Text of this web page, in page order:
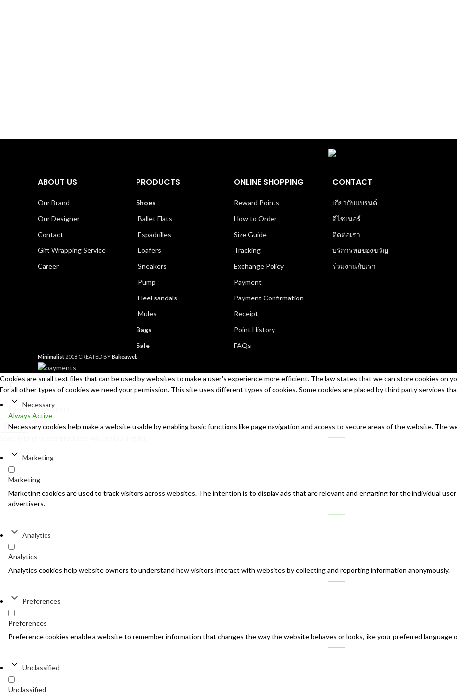
ABOUT US
Our Brand
Our Designer
Contact
Gift Wrapping Service
Career
PRODUCTS
Shoes
Ballet Flats
Espadrilles
Loafers
Sneakers
Pump
Heel sandals
Mules
Bags
Sale
ONLINE SHOPPING
Reward Points
How to Order
Size Guide
Tracking
Exchange Policy
Payment
Payment Confirmation
Receipt
Point History
FAQs
CONTACT
เกี่ยวกับแบรนด์
ดีไซเนอร์
ติดต่อเรา
บริการห่อของขวัญ
ร่วมงานกับเรา
Minimalist 2018 CREATED BYBakeaweb
Search
Cookies are small text files that can be used by websites to make a user's experience more efficient. The law states that we can store cookies on
For all other types of cookies we need your permission. This site uses different types of cookies. Some cookies are placed by third party services
Necessary
Always Active
Necessary cookies help make a website usable by enabling basic functions like page navigation and access to secure areas of the website.
Marketing
Marketing
Marketing cookies are used to track visitors across websites. The intention is to display ads that are relevant and engaging for the individual
advertisers.
Analytics
Analytics
Analytics cookies help website owners to understand how visitors interact with websites by collecting and reporting information anonymously.
Preferences
Preferences
Preference cookies enable a website to remember information that changes the way the website behaves or looks, like your preferred language
Unclassified
Unclassified